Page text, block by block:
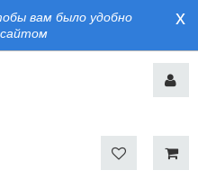
вам было удобно
x